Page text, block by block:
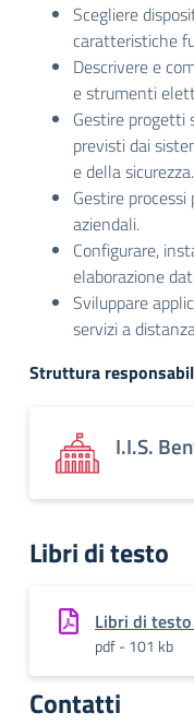
Scegliere
caratteristiche
Descrivere e
e strumenti
Gestire progetti
previsti dai
e della sicurezza.
Gestire
aziendali.
Configurare,
elaborazione
Sviluppare
servizi a
Struttura
I.I.S.
Libri di testo
Libri di testo
pdf - 101 kb
Contatti